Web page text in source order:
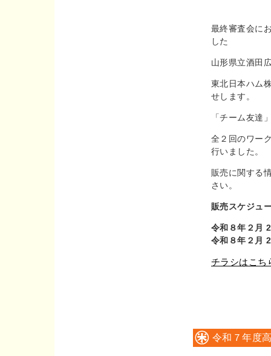
最終審査会に
した
山形県立酒田
東北日本ハム
せします。
「チーム友達
全２回のワー
行いました。
販売に関する
さい。
販売スケジュ
令和８年２月
令和８年２月
チラシはこち
令和７年度